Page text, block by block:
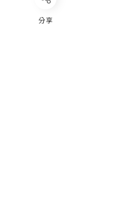
分享